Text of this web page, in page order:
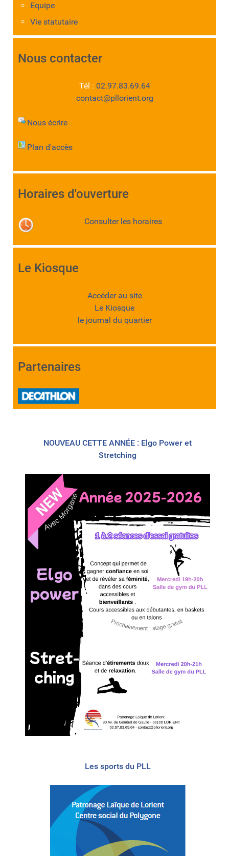
Equipe
Vie statutaire
Nous contacter
Tél : 02.97.83.69.64
contact@pllorient.org
Nous écrire
Plan d'accès
Horaires d'ouverture
Consulter les horaires
Le Kiosque
Accéder au site
Le Kiosque
le journal du quartier
Partenaires
NOUVEAU CETTE ANNÉE : Elgo Power et
Stretching
Les sports du PLL